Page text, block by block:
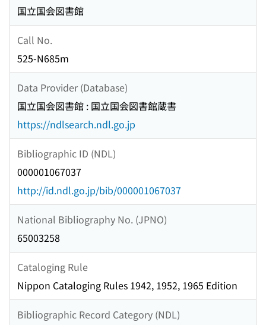
国立国会図書館
Call No.
525-N685m
Data Provider (Database)
国立国会図書館 : 国立国会図書館蔵書
https://ndlsearch.ndl.go.jp
Bibliographic ID (NDL)
000001067037
http://id.ndl.go.jp/bib/000001067037
National Bibliography No. (JPNO)
65003258
Cataloging Rule
Nippon Cataloging Rules 1942, 1952, 1965 Edition
Bibliographic Record Category (NDL)